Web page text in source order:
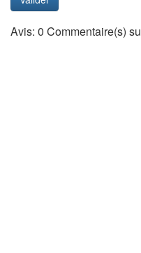
Avis: 0 Commentaire(s)